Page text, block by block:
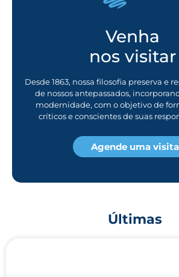
Venha
nos visitar
Desde 1863, nossa filosofia preserva e
de nossos antepassados,
modernidade, com o objetivo de
críticos e conscientes de suas
Agende uma visita
Últimas